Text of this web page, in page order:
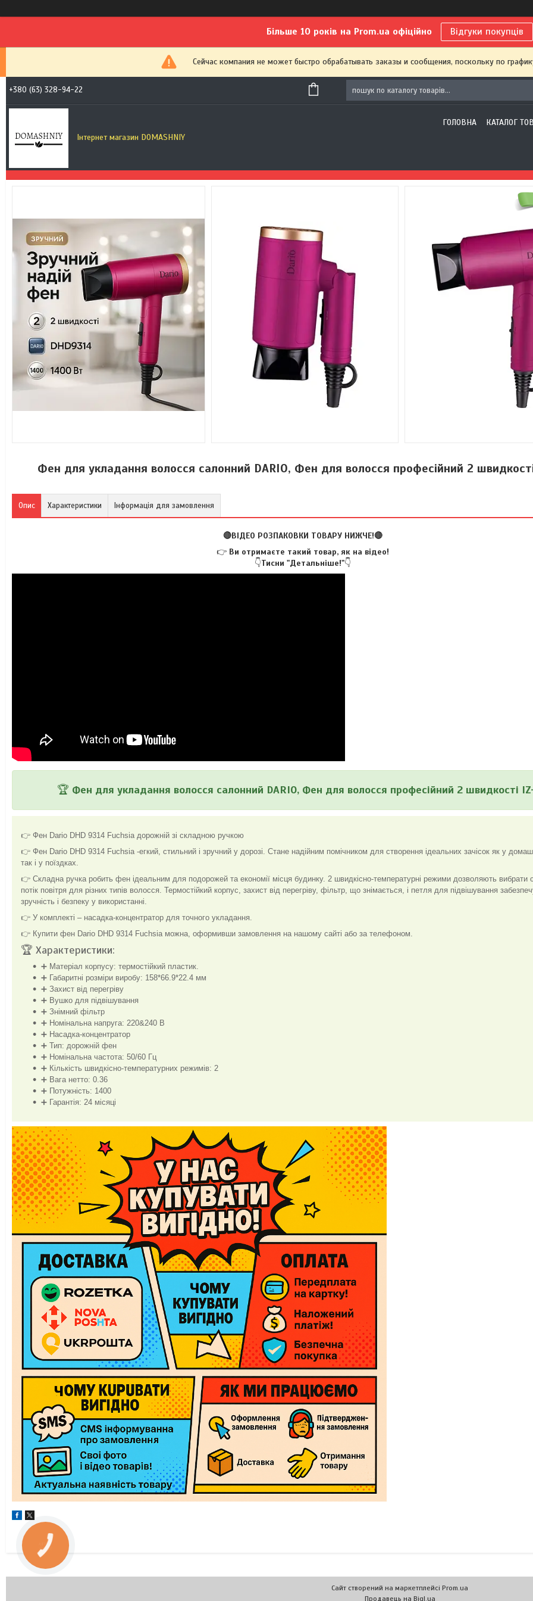
Більше 10 років на Prom.ua офіційно Відгуки покупців
Сейчас компания не может быстро обрабатывать заказы и сообщения, поскольку по
+380 (63) 328-94-22
Інтернет магазин DOMASHNIY
ГОЛОВНА КАТАЛОГ
Фен для укладання волосся салонний DARIO, Фен для волосся професійний 2
Опис Характеристики Інформація для замовлення
🔴ВІДЕО РОЗПАКОВКИ ТОВАРУ НИЖЧЕ!🔴
👉 Ви отримаєте такий товар, як на відео!
👇Тисни "Детальніше!"👇
🏆 Фен для укладання волосся салонний DARIO, Фен для волосся професійний 2 швидкості
👉 Фен Dario DHD 9314 Fuchsia дорожній зі складною ручкою
👉 Фен Dario DHD 9314 Fuchsia -егкий, стильний і зручний у дорозі. Стане надійним помічником для створення ідеальних зачісок як у
так і у поїздках.
👉 Складна ручка робить фен ідеальним для подорожей та економії місця будинку. 2 швидкісно-температурні режими дозволяють вибрати
потік повітря для різних типів волосся. Термостійкий корпус, захист від перегріву, фільтр, що знімається, і петля для підвішування
зручність і безпеку у використанні.
👉 У комплекті – насадка-концентратор для точного укладання.
👉 Купити фен Dario DHD 9314 Fuchsia можна, оформивши замовлення на нашому сайті або за телефоном.
🏆 Характеристики:
➕ Матеріал корпусу: термостійкий пластик.
➕ Габаритні розміри виробу: 158*66.9*22.4 мм
➕ Захист від перегріву
➕ Вушко для підвішування
➕ Знімний фільтр
➕ Номінальна напруга: 220&240 В
➕ Насадка-концентратор
➕ Тип: дорожній фен
➕ Номінальна частота: 50/60 Гц
➕ Кількість швидкісно-температурних режимів: 2
➕ Вага нетто: 0.36
➕ Потужність: 1400
➕ Гарантія: 24 місяці
Сайт створений на маркетплейсі Prom.ua
Продавець на Bigl.ua